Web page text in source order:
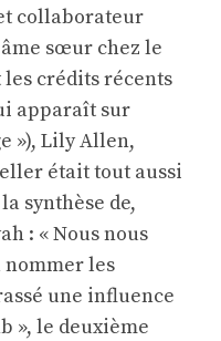
collaborateur
âme sœur chez le
crédits récents
apparaît sur
»), Lily Allen,
était tout aussi
synthèse de,
: « Nous nous
nommer les
une influence
», le deuxième